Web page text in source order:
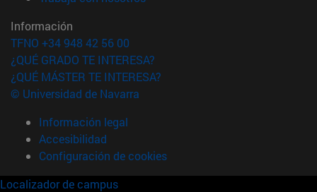
Información
TFNO +34 948 42 56 00
¿QUÉ GRADO TE INTERESA?
¿QUÉ MÁSTER TE INTERESA?
© Universidad de Navarra
Información legal
Accesibilidad
Configuración de cookies
Localizador de campus